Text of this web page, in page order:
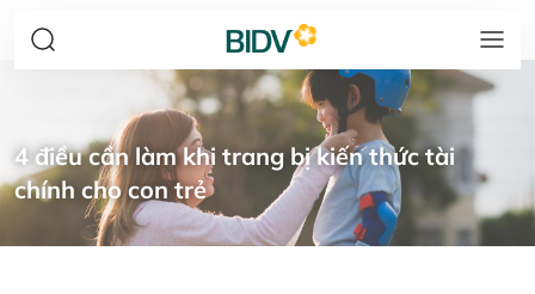
4 điều cần làm khi trang bị kiến thức tài
chính cho con trẻ